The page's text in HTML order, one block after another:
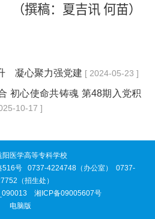
：夏吉讯 何苗）
凝心聚力强党建 [ 2024-05-23 ]
初心使命共铸魂 第48期入党积
10-17 ]
阳医学高等专科学校
516号 0737-4224748（办公室） 0737-
（招生处）
湘ICP备09005607号
电脑版